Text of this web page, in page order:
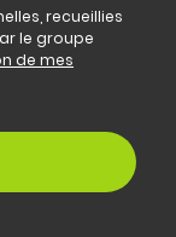
recueillies
le groupe
de mes